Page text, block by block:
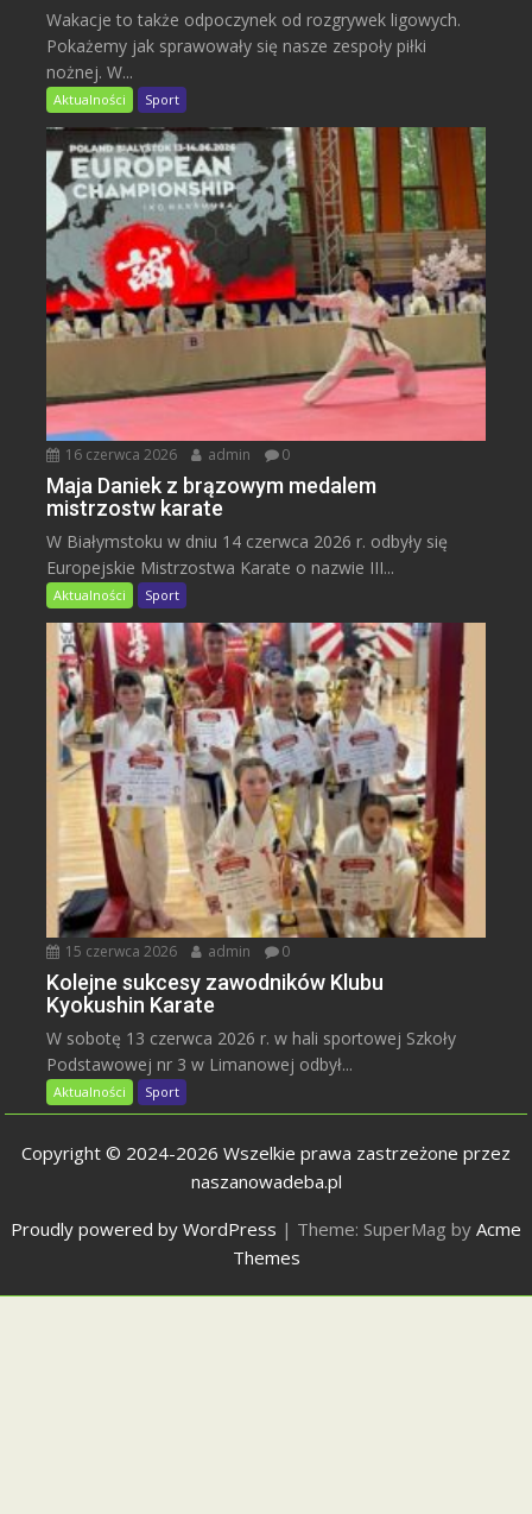
Wakacje to także odpoczynek od rozgrywek ligowych.
Pokażemy jak sprawowały się nasze zespoły piłki
nożnej. W...
Aktualności Sport
16 czerwca 2026 admin 0
Maja Daniek z brązowym medalem
mistrzostw karate
W Białymstoku w dniu 14 czerwca 2026 r. odbyły się
Europejskie Mistrzostwa Karate o nazwie III...
Aktualności Sport
15 czerwca 2026 admin 0
Kolejne sukcesy zawodników Klubu
Kyokushin Karate
W sobotę 13 czerwca 2026 r. w hali sportowej Szkoły
Podstawowej nr 3 w Limanowej odbył...
Aktualności Sport
Copyright © 2024-2026 Wszelkie prawa zastrzeżone przez
naszanowadeba.pl
Proudly powered by WordPress | Theme: SuperMag by Acme
Themes